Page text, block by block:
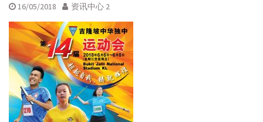
16/05/2018 资讯中心 2